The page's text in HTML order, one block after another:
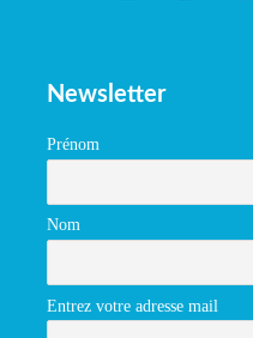
Newsletter
Prénom
Nom
Entrez votre adresse mail